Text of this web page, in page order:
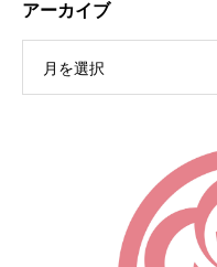
保護中: R189 ４月祭典
アーカイブ
月を選択